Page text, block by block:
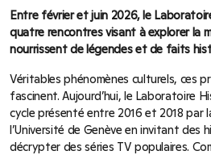
Entre février et juin 2026, le
quatre rencontres visant à explorer la
nourrissent de légendes et de faits
Véritables phénomènes culturels, ces
fascinent. Aujourd’hui, le Laboratoire
cycle présenté entre 2016 et 2018 par
l’Université de Genève en invitant des
décrypter des séries TV populaires.